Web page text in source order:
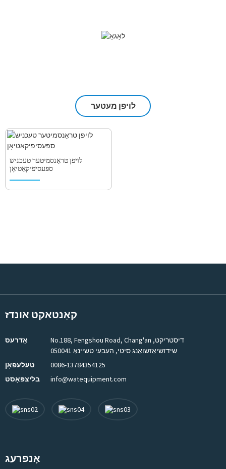
לויפן מעטער
לויפן טראַנסמיטער טעכניש
ספּעסיפיקאַטיאָן
קאָנטאַקט אונדז
אַדרעס
No.188, Fengshou Road, Chang'an דיסטריקט,
שידזשיאַזשואַנג סיטי, העבעי טשיינאַ 050041
טעלעפאָן
0086-13784354125
בליצפּאָסט
info@watequipment.com
אָנפרעג